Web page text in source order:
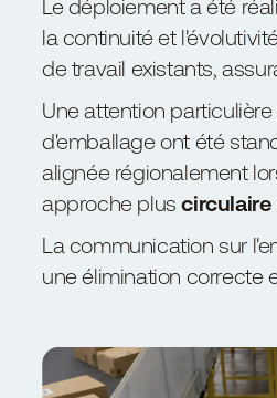
Le déploiement a été
la continuité et
de travail existants,
Une attention
d'emballage ont été
alignée régionalement
approche plus
La communication sur
une élimination correcte